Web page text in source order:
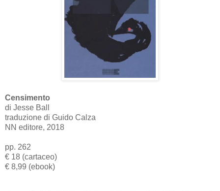
Censimento
di Jesse Ball
traduzione di Guido Calza
NN editore, 2018
pp. 262
€ 18 (cartaceo)
€ 8,99 (ebook)